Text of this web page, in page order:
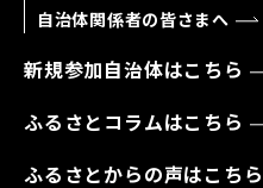
自治体関係者の皆さまへ
新規参加自治体はこちら
ふるさとコラムはこちら
ふるさとからの声はこちら